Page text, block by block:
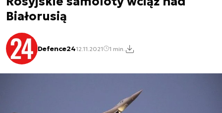
Białorusią
Defence2412.11.2021 1 min.